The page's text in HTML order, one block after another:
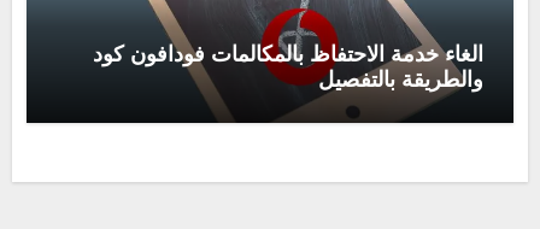
الغاء خدمة الاحتفاظ بالمكالمات فودافون كود
والطريقة بالتفصيل